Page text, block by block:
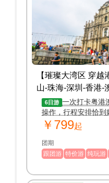
【璀璨大湾区 穿越
山-珠海-深圳-香港-
纯玩双卧 6 日游
6日游 一次打卡粤港
操作，行程安排恰到
￥799起
团期
跟团游 特价游 纯玩游